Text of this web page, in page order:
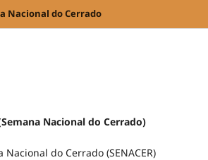
Nacional do Cerrado
Nacional do Cerrado)
Nacional do Cerrado (SENACER)